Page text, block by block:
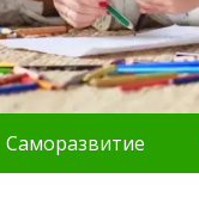
Саморазвитие